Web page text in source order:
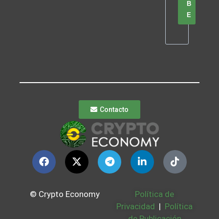
B
E
Contacto
© Crypto Economy
Política de
Privacidad | Política